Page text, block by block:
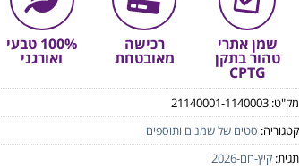
שמן אתרי
טהור בתקן
CPTG
רכישה
מאובטחת
100% טבעי
ואורגני
מק"ט:21140001-1140003
קטגוריה: סטים של שמנים ותוספים
תגית:קיץ-חם-2026